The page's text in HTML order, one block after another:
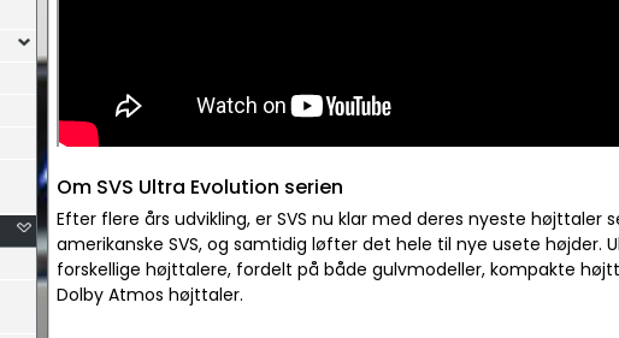
Om SVS Ultra Evolution serien
Efter flere års udvikling, er SVS nu klar med deres nyeste højttaler
amerikanske SVS, og samtidig løfter det hele til nye usete højder.
forskellige højttalere, fordelt på både gulvmodeller, kompakte
Dolby Atmos højttaler.